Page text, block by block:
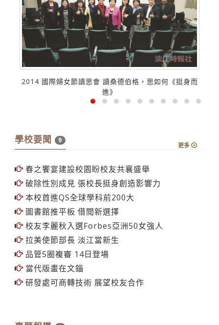
學校要聞
春之饗宴建設校園盼校友共襄盛舉
破除性別成見 張校長挺身創造影響力
本校首進QS全球學科前200大
圖書館推平板 借閱新選擇
校友李麗秋入選Forbes亞洲50女強人
拉美使節部長 淡江當新生
研發處可商轉技術 展望校友合作